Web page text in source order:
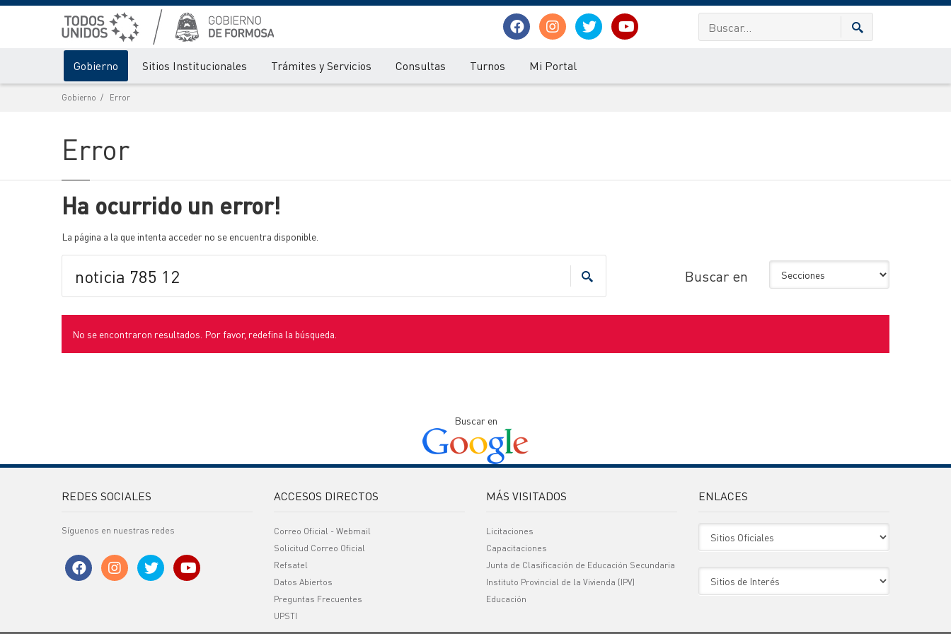
Gobierno Sitios Institucionales Trámites y Servicios Consultas Turnos Mi Portal
Gobierno Error
Error
Ha ocurrido un error!
La página a la que intenta acceder no se encuentra disponible.
Buscar en
No se encontraron resultados. Por favor, redefina la búsqueda.
Buscar en
REDES SOCIALES
Síguenos en nuestras redes
ACCESOS DIRECTOS
Correo Oficial - Webmail
Solicitud Correo Oficial
Refsatel
Datos Abiertos
Preguntas Frecuentes
UPSTI
MÁS VISITADOS
Licitaciones
Capacitaciones
Junta de Clasificación de Educación Secundaria
Instituto Provincial de la Vivienda (IPV)
Educación
ENLACES